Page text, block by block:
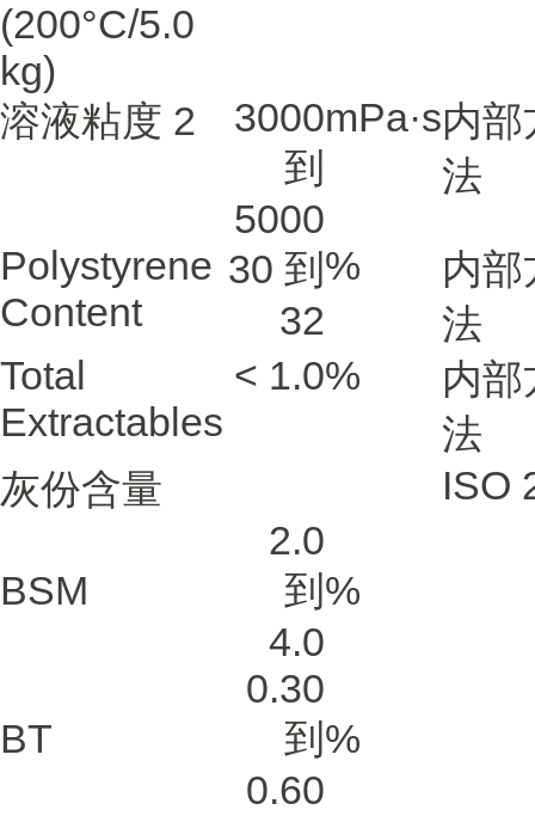
(200°C/5.0
kg)
溶液粘度 2
3000
到
5000
mPa·s内部
法
Polystyrene
Content
30 到
32
%
内部
法
Total
Extractables
< 1.0%
内部
法
灰份含量
ISO
BSM
2.0
到
4.0
%
BT
0.30
到
0.60
%